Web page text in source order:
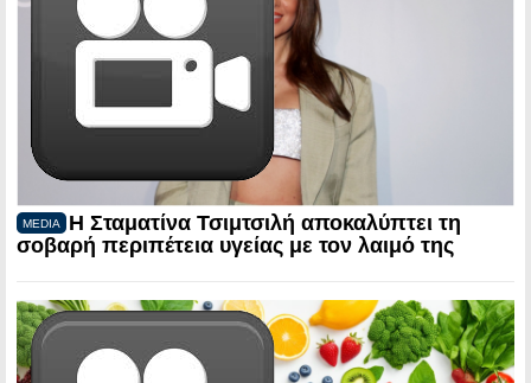
MEDIA
Η Σταματίνα Τσιμτσιλή αποκαλύπτει τη
σοβαρή περιπέτεια υγείας με τον λαιμό της